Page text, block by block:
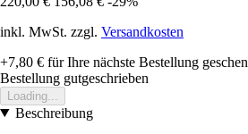
inkl. MwSt. zzgl. Versandkosten
+7,80 € für Ihre nächste Bestellung
Bestellung gutgeschrieben
Loading...
Beschreibung